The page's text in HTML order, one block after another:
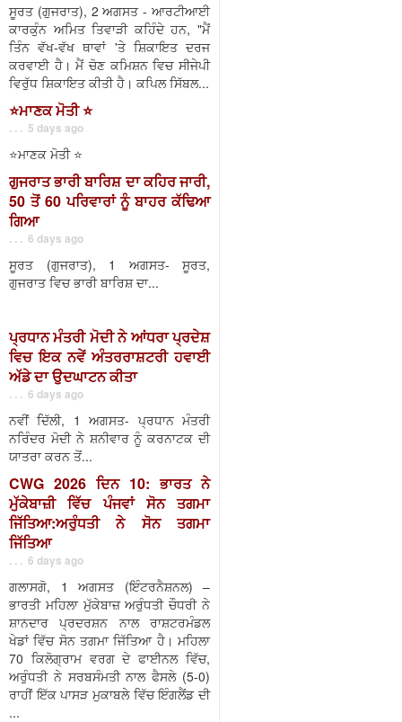
ਸੂਰਤ (ਗੁਜਰਾਤ), 2 ਅਗਸਤ - ਆਰਟੀਆਈ
ਕਾਰਕੁੰਨ ਅਮਿਤ ਤਿਵਾੜੀ ਕਹਿੰਦੇ ਹਨ, "ਮੈਂ
ਤਿੰਨ ਵੱਖ-ਵੱਖ ਥਾਵਾਂ 'ਤੇ ਸ਼ਿਕਾਇਤ ਦਰਜ
ਕਰਵਾਈ ਹੈ। ਮੈਂ ਚੋਣ ਕਮਿਸ਼ਨ ਵਿਚ ਸੀਜੇਪੀ
ਵਿਰੁੱਧ ਸ਼ਿਕਾਇਤ ਕੀਤੀ ਹੈ। ਕਪਿਲ ਸਿੱਬਲ...
⭐️ਮਾਣਕ ਮੋਤੀ ⭐️
. . . 5 days ago
⭐️ਮਾਣਕ ਮੋਤੀ ⭐️
ਗੁਜਰਾਤ ਭਾਰੀ ਬਾਰਿਸ਼ ਦਾ ਕਹਿਰ ਜਾਰੀ,
50 ਤੋਂ 60 ਪਰਿਵਾਰਾਂ ਨੂੰ ਬਾਹਰ ਕੱਢਿਆ
ਗਿਆ
. . . 6 days ago
ਸੂਰਤ (ਗੁਜਰਾਤ), 1 ਅਗਸਤ- ਸੂਰਤ,
ਗੁਜਰਾਤ ਵਿਚ ਭਾਰੀ ਬਾਰਿਸ਼ ਦਾ...
ਪ੍ਰਧਾਨ ਮੰਤਰੀ ਮੋਦੀ ਨੇ ਆਂਧਰਾ ਪ੍ਰਦੇਸ਼
ਵਿਚ ਇਕ ਨਵੇਂ ਅੰਤਰਰਾਸ਼ਟਰੀ ਹਵਾਈ
ਅੱਡੇ ਦਾ ਉਦਘਾਟਨ ਕੀਤਾ
. . . 6 days ago
ਨਵੀਂ ਦਿੱਲੀ, 1 ਅਗਸਤ- ਪ੍ਰਧਾਨ ਮੰਤਰੀ
ਨਰਿੰਦਰ ਮੋਦੀ ਨੇ ਸ਼ਨੀਵਾਰ ਨੂੰ ਕਰਨਾਟਕ ਦੀ
ਯਾਤਰਾ ਕਰਨ ਤੋਂ...
CWG 2026 ਦਿਨ 10: ਭਾਰਤ ਨੇ
ਮੁੱਕੇਬਾਜ਼ੀ ਵਿੱਚ ਪੰਜਵਾਂ ਸੋਨ ਤਗਮਾ
ਜਿੱਤਿਆ:ਅਰੁੰਧਤੀ ਨੇ ਸੋਨ ਤਗਮਾ
ਜਿੱਤਿਆ
. . . 6 days ago
ਗਲਾਸਗੋ, 1 ਅਗਸਤ (ਇੰਟਰਨੈਸ਼ਨਲ) –
ਭਾਰਤੀ ਮਹਿਲਾ ਮੁੱਕੇਬਾਜ਼ ਅਰੁੰਧਤੀ ਚੌਧਰੀ ਨੇ
ਸ਼ਾਨਦਾਰ ਪ੍ਰਦਰਸ਼ਨ ਨਾਲ ਰਾਸ਼ਟਰਮੰਡਲ
ਖੇਡਾਂ ਵਿੱਚ ਸੋਨ ਤਗਮਾ ਜਿੱਤਿਆ ਹੈ। ਮਹਿਲਾ
70 ਕਿਲੋਗ੍ਰਾਮ ਵਰਗ ਦੇ ਫਾਈਨਲ ਵਿੱਚ,
ਅਰੁੰਧਤੀ ਨੇ ਸਰਬਸੰਮਤੀ ਨਾਲ ਫੈਸਲੇ (5-0)
ਰਾਹੀਂ ਇੱਕ ਪਾਸੜ ਮੁਕਾਬਲੇ ਵਿੱਚ ਇੰਗਲੈਂਡ ਦੀ
...